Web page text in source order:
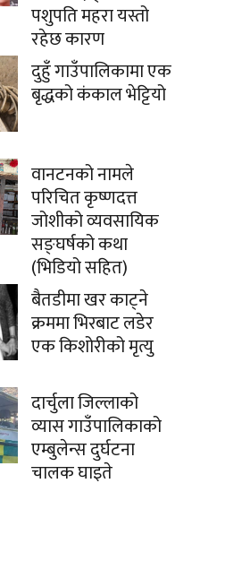
पशुपति महरा यस्तो
रहेछ कारण
दुहुँ गाउँपालिकामा एक
बृद्धको कंकाल भेट्टियो
वानटनको नामले
परिचित कृष्णदत्त
जोशीको व्यवसायिक
सङ्घर्षको कथा
(भिडियो सहित)
बैतडीमा खर काट्ने
क्रममा भिरबाट लडेर
एक किशोरीको मृत्यु
दार्चुला जिल्लाको
व्यास गाउँपालिकाको
एम्बुलेन्स दुर्घटना
चालक घाइते